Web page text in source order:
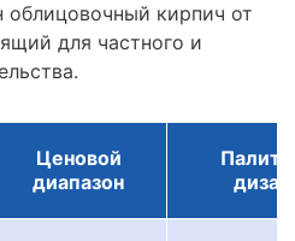
облицовочный кирпич от
для частного и
Ценовой
диапазон